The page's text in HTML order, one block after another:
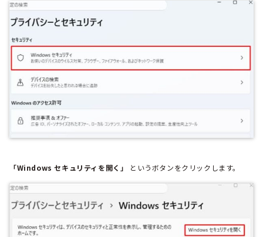
「Windows セキュリティを開く」 というボタンをクリックします。